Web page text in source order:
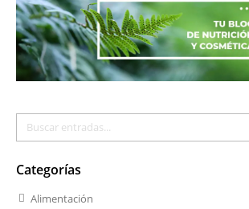
Categorías
Alimentación